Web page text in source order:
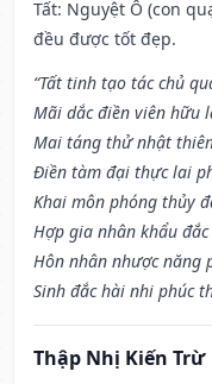
Tất: Nguyệt Ô (con
đều được tốt đẹp.
“Tất tinh tạo tác chủ
Mãi dắc điền viên hữu
Mai táng thử nhật
Điền tàm đại thực lai
Khai môn phóng thủy
Hợp gia nhân khẩu
Hôn nhân nhược năng
Sinh đắc hài nhi phúc
Thập Nhị Kiến Trừ